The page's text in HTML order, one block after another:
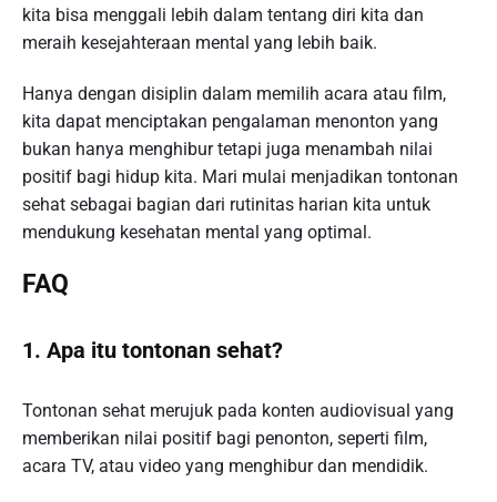
kita bisa menggali lebih dalam tentang diri kita dan
meraih kesejahteraan mental yang lebih baik.
Hanya dengan disiplin dalam memilih acara atau film,
kita dapat menciptakan pengalaman menonton yang
bukan hanya menghibur tetapi juga menambah nilai
positif bagi hidup kita. Mari mulai menjadikan tontonan
sehat sebagai bagian dari rutinitas harian kita untuk
mendukung kesehatan mental yang optimal.
FAQ
1. Apa itu tontonan sehat?
Tontonan sehat merujuk pada konten audiovisual yang
memberikan nilai positif bagi penonton, seperti film,
acara TV, atau video yang menghibur dan mendidik.